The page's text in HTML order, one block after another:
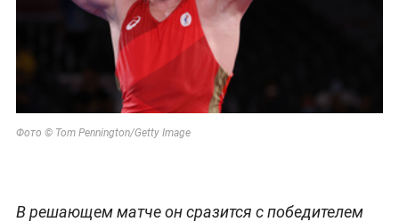
Фото © Tom Pennington/Getty Image
В решающем матче он сразится с победителем